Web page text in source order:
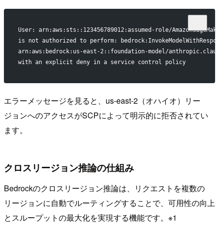
User: arn:aws:sts::123456789012:assumed-role/
is not authorized to perform:
arn:aws:bedrock:us-east-2::foundation-model/
with an explicit deny in a service control policy
エラーメッセージを見ると、us-east-2（オハイオ）リー
ジョンへのアクセスがSCPによって明示的に拒否されてい
ます。
クロスリージョン推論の仕組み
Bedrockのクロスリージョン推論は、リクエストを複数の
リージョンに自動でルーティングすることで、可用性の向上
とスループットの最大化を実現する機能です。※1